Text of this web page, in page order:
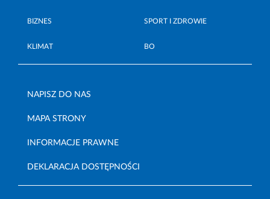
BIZNES SPORT I ZDROWIE
KLIMAT BO
NAPISZ DO NAS
MAPA STRONY
INFORMACJE PRAWNE
DEKLARACJA DOSTĘPNOŚCI